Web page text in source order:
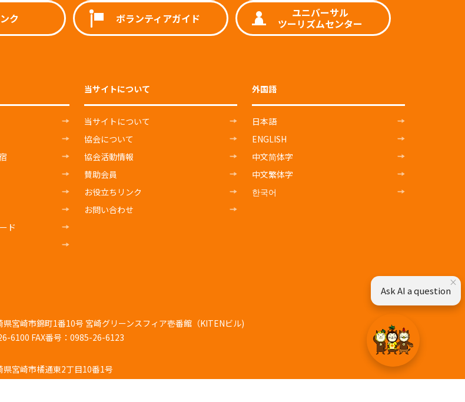
ク ボランティアガイド ユニバーサル
ツーリズムセンター
ド
当サイトについて
当サイトについて
協会について
協会活動情報
賛助会員
お役立ちリンク
お問い合わせ
外国語
日本語
ENGLISH
中文简体字
中文繁体字
한국어
県宮崎市錦町1番10号 宮崎グリーンスフィア壱番館（KITENビル)
6100 FAX番号：0985-26-6123
県宮崎市橘通東2丁目10番1号
×
Ask AI a question